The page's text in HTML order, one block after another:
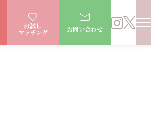
お試し
マッチング お問い合わせ